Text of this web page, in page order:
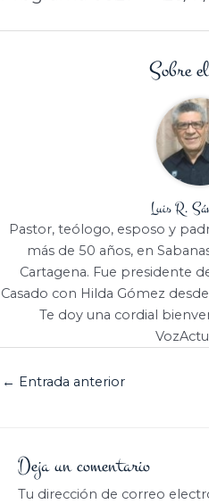
Sobre
Luis R.
Pastor, teólogo, esposo y
más de 50 años, en
Cartagena. Fue presidente
Casado con Hilda Gómez
Te doy una cordial
← Entrada anterior
Deja un comentario
Tu dirección de correo